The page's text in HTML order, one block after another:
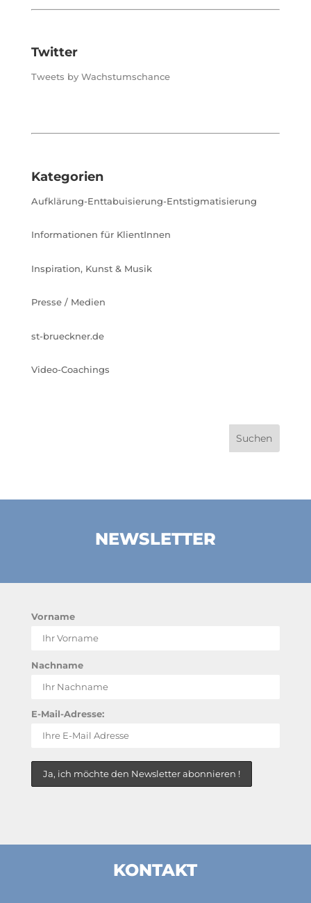
Twitter
Tweets by Wachstumschance
Kategorien
Aufklärung-Enttabuisierung-Entstigmatisierung
Informationen für KlientInnen
Inspiration, Kunst & Musik
Presse / Medien
st-brueckner.de
Video-Coachings
NEWSLETTER
Vorname
Nachname
E-Mail-Adresse:
KONTAKT